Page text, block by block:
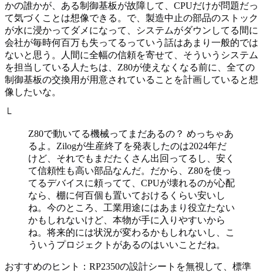
かの誰かが、ある制御基板が故障して、CPUだけが問題だっ
て気づくことは想像できる。で、製造中止の部品のストック
が水に浸かってダメになって、システムがダウンしてる間に
会社が毎時何百万も失ってるっていう話はあまり一般的では
ないと思う。人間に全幅の信頼を寄せて、そういうシステム
を担当している人たちは、Z80が使えなくなる前に、全ての
制御基板の交換用が用意されていることを計画していると想
像したいな。
└
Z80で動いてる機械ってまだあるの？ めっちゃあ
るよ。Zilogが生産終了を発表したのは2024年だ
けど、それでもまだたくさん出回ってるし、安く
て信頼性も高い部品なんだ。だから、Z80を使っ
てるデバイスに頼ってて、CPUが壊れるのが心配
なら、棚に何百個も置いておけるくらい安いし
ね。今のところ、工業用途にはあまり役立たない
かもしれないけど、本物が手に入りやすいから
ね。将来的には状況が変わるかもしれないし、こ
ういうプロジェクトがあるのはいいことだね。
おすすめのヒント：RP2350の設計シートを無視して、標準